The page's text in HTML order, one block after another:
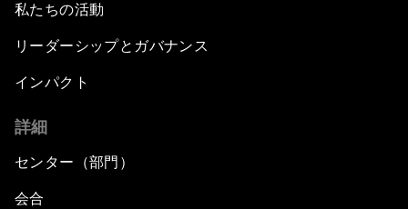
私たちの活動
リーダーシップとガバナンス
インパクト
詳細
センター（部門）
会合